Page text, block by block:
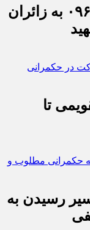
خدمات رایگان امدادخودرو ۰۹۶۶۳ به زائران
تا
رسیدن به